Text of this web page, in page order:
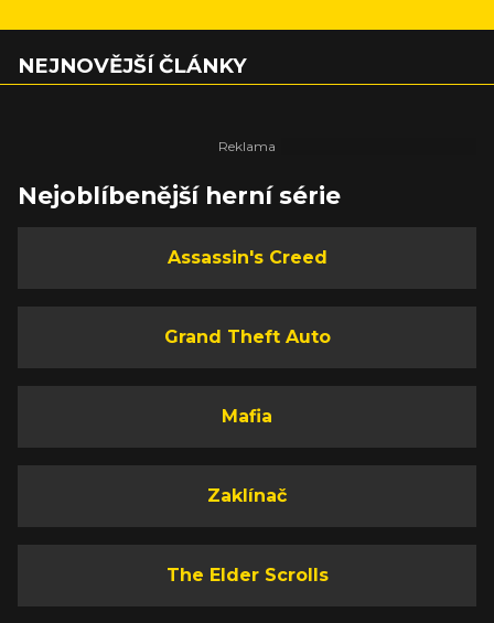
NEJNOVĚJŠÍ ČLÁNKY
Nejoblíbenější herní série
Assassin's Creed
Grand Theft Auto
Mafia
Zaklínač
The Elder Scrolls